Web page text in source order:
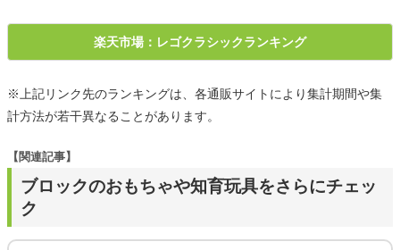
楽天市場：レゴクラシックランキング
※上記リンク先のランキングは、各通販サイトにより集計期間や集
計方法が若干異なることがあります。
ブロックのおもちゃや知育玩具をさらにチェッ
ク
【関連記事】